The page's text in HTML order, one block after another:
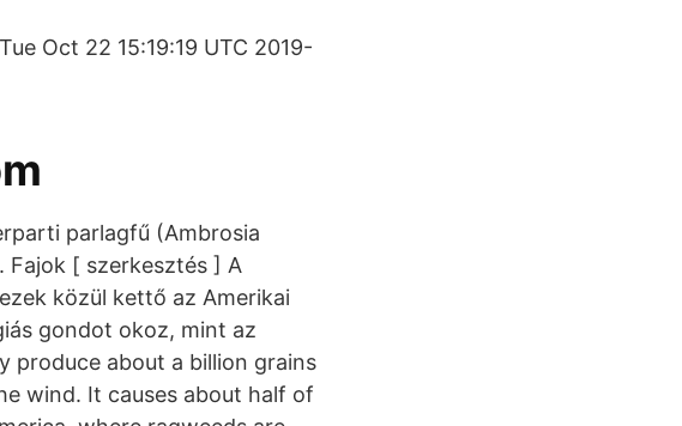
Oct 22 15:19:19 UTC 2019-
parlagfű (Ambrosia
Fajok [ szerkesztés ] A
közül kettő az Amerikai
gondot okoz, mint az
produce about a billion grains
wind. It causes about half of